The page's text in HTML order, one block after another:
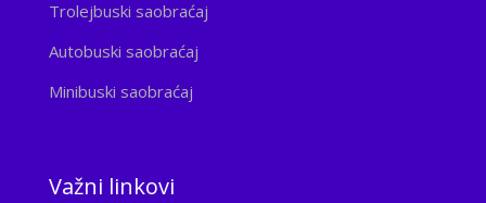
Trolejbuski saobraćaj
Autobuski saobraćaj
Minibuski saobraćaj
Važni linkovi